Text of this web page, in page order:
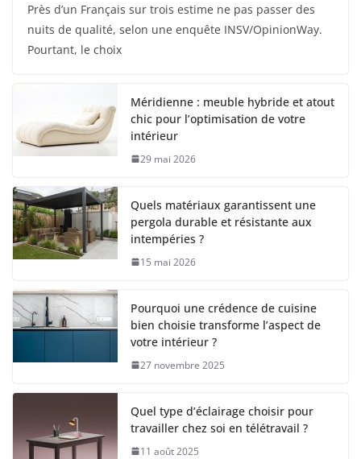
Près d’un Français sur trois estime ne pas passer des
nuits de qualité, selon une enquête INSV/OpinionWay.
Pourtant, le choix
Méridienne : meuble hybride et atout
chic pour l’optimisation de votre
intérieur
29 mai 2026
Quels matériaux garantissent une
pergola durable et résistante aux
intempéries ?
15 mai 2026
Pourquoi une crédence de cuisine
bien choisie transforme l’aspect de
votre intérieur ?
27 novembre 2025
Quel type d’éclairage choisir pour
travailler chez soi en télétravail ?
11 août 2025